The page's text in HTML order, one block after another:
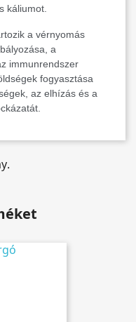
káliumot.
a vérnyomás
a
immunrendszer
fogyasztása
az elhízás és a